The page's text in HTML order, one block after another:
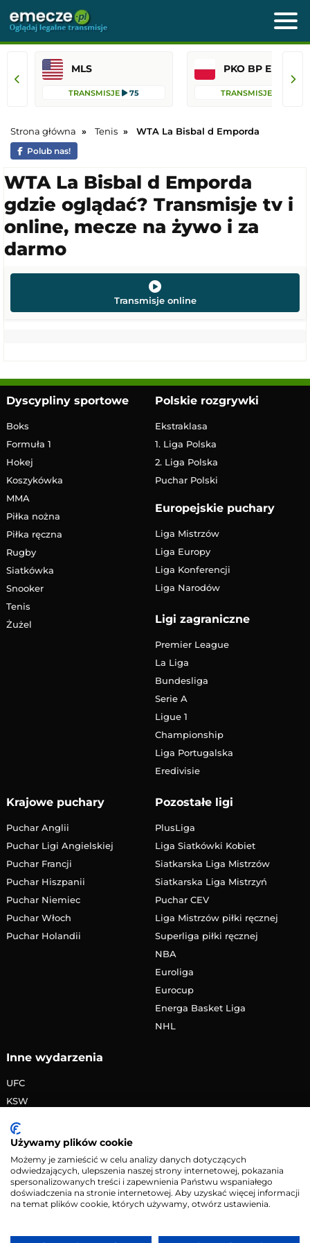
MLS
TRANSMISJE 75 TRANSMISJE
Strona główna Tenis WTA La Bisbal d Emporda
Polub nas!
WTA La Bisbal d Emporda
gdzie oglądać? Transmisje tv i
online, mecze na żywo i za
darmo
Transmisje online
Dyscypliny sportowe
Boks
Formuła 1
Hokej
Koszykówka
MMA
Piłka nożna
Piłka ręczna
Rugby
Siatkówka
Snooker
Tenis
Żużel
Polskie rozgrywki
Ekstraklasa
1. Liga Polska
2. Liga Polska
Puchar Polski
Europejskie puchary
Liga Mistrzów
Liga Europy
Liga Konferencji
Liga Narodów
Ligi zagraniczne
Premier League
La Liga
Bundesliga
Serie A
Ligue 1
Championship
Liga Portugalska
Eredivisie
Krajowe puchary
Puchar Anglii
Puchar Ligi Angielskiej
Puchar Francji
Puchar Hiszpanii
Puchar Niemiec
Puchar Włoch
Puchar Holandii
Pozostałe ligi
PlusLiga
Liga Siatkówki Kobiet
Siatkarska Liga Mistrzów
Siatkarska Liga Mistrzyń
Puchar CEV
Liga Mistrzów piłki ręcznej
Superliga piłki ręcznej
NBA
Euroliga
Eurocup
Energa Basket Liga
NHL
Inne wydarzenia
UFC
KSW
PRIME MMA
Żużlowa Ekstraliga
Speedway Grand Prix
Skoki narciarskie
Używamy plików cookie
Możemy je zamieścić w celu analizy danych dotyczących
odwiedzających, ulepszenia naszej strony internetowej, pokazania
spersonalizowanych treści i zapewnienia Państwu wspaniałego
doświadczenia na stronie internetowej. Aby uzyskać więcej informacji
na temat plików cookie, których używamy, otwórz ustawienia.